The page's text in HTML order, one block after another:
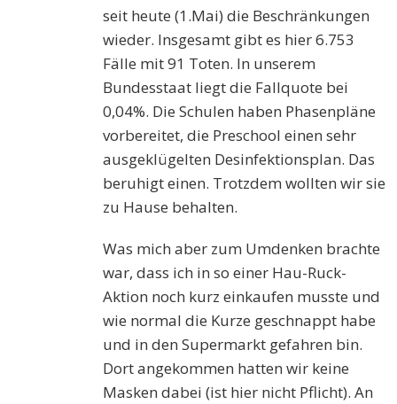
seit heute (1.Mai) die Beschränkungen
wieder. Insgesamt gibt es hier 6.753
Fälle mit 91 Toten. In unserem
Bundesstaat liegt die Fallquote bei
0,04%. Die Schulen haben Phasenpläne
vorbereitet, die Preschool einen sehr
ausgeklügelten Desinfektionsplan. Das
beruhigt einen. Trotzdem wollten wir sie
zu Hause behalten.
Was mich aber zum Umdenken brachte
war, dass ich in so einer Hau-Ruck-
Aktion noch kurz einkaufen musste und
wie normal die Kurze geschnappt habe
und in den Supermarkt gefahren bin.
Dort angekommen hatten wir keine
Masken dabei (ist hier nicht Pflicht). An